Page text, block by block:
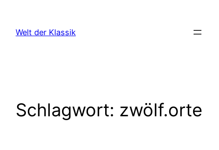
springen
Welt der Klassik
Schlagwort: zwölf.orte